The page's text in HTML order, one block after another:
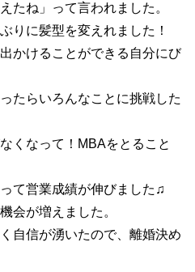
たね」って言われました。
りに髪型を変えれました！
かけることができる自分にび
たらいろんなことに挑戦した
くなって！MBAをとること
て営業成績が伸びました♫
会が増えました。
自信が湧いたので、離婚決め